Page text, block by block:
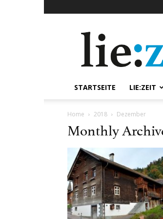
STARTSEITE LIE:ZEIT
Home 2018 Dezember
Monthly